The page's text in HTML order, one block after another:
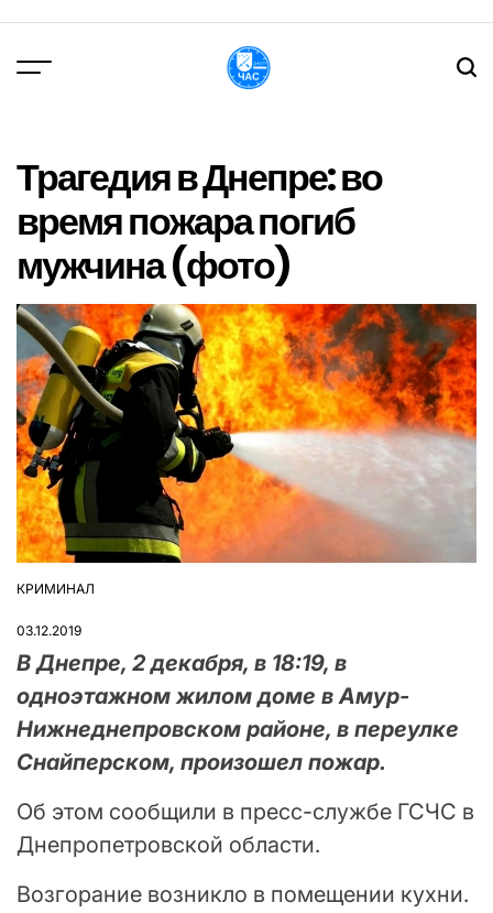
вмісту
Трагедия в Днепре: во
время пожара погиб
мужчина (фото)
ОПУБЛІКУВАТИ
КРИМИНАЛ
03.12.2019
В Днепре, 2 декабря, в 18:19, в
одноэтажном жилом доме в Амур-
Нижнеднепровском районе, в переулке
Снайперском, произошел пожар.
Об этом сообщили в пресс-службе ГСЧС в
Днепропетровской области.
Возгорание возникло в помещении кухни.